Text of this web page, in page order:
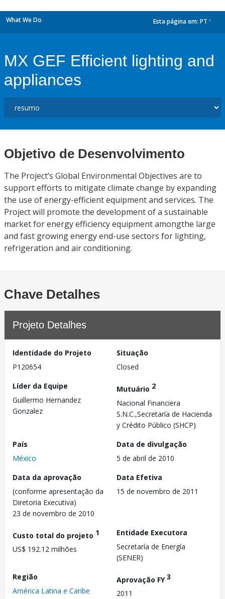
What We Do Esta página em: PT
MX GEF Efficient lighting and
appliances
Objetivo de Desenvolvimento
The Project’s Global Environmental Objectives are to
support efforts to mitigate climate change by expanding
the use of energy-efficient equipment and services. The
Project will promote the development of a sustainable
market for energy efficiency equipment amongthe large
and fast growing energy end-use sectors for lighting,
refrigeration and air conditioning.
Chave Detalhes
Projeto Detalhes
Identidade do Projeto
P120654
Situação
Closed
Líder da Equipe
Guillermo Hernandez
Gonzalez
Mutuário 2
Nacional Financiera
S.N.C.,Secretaría de Hacienda
y Crédito Público (SHCP)
País
México
Data de divulgação
5 de abril de 2010
Data da aprovação
(conforme apresentação da
Diretoria Executiva)
23 de novembro de 2010
Data Efetiva
15 de novembro de 2011
Custo total do projeto 1
US$ 192.12 milhões
Entidade Executora
Secretaría de Energía
(SENER)
Região
América Latina e Caribe
Aprovação FY3
2011